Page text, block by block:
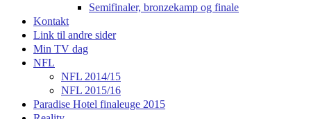
Semifinaler, bronzekamp og finale
Kontakt
Link til andre sider
Min TV dag
NFL
NFL 2014/15
NFL 2015/16
Paradise Hotel finaleuge 2015